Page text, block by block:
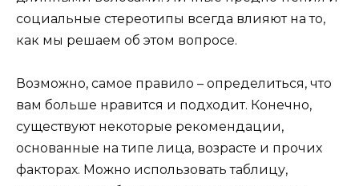
социальные стереотипы всегда влияют на то,
как мы решаем об этом вопросе.
Возможно, самое правило – определиться, что
вам больше нравится и подходит. Конечно,
существуют некоторые рекомендации,
основанные на типе лица, возрасте и прочих
факторах. Можно использовать таблицу,